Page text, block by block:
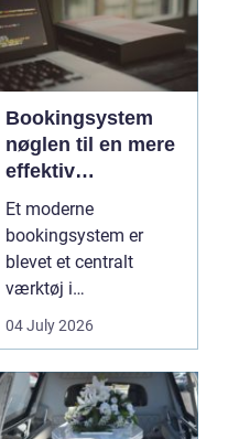
Bookingsystem
nøglen til en mere
effektiv
klinikhverdag
Et moderne
bookingsystem er
blevet et centralt
værktøj i
sundhedssektoren.
beh...
04 July 2026